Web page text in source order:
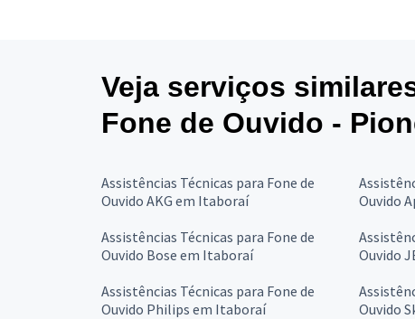
Veja serviços
Fone de Ouvido -
Assistências Técnicas para Fone de
Ouvido AKG em Itaboraí
Ouvido
Assistências Técnicas para Fone de
Ouvido Bose em Itaboraí
Ouvido
Assistências Técnicas para Fone de
Ouvido Philips em Itaboraí
Ouvido